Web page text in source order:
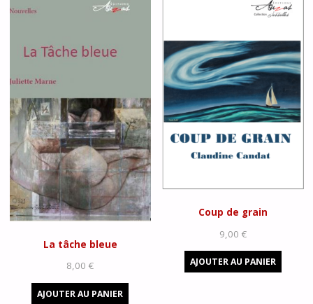
La tâche bleue
8,00€
AJOUTER AU PANIER
Coup de grain
9,00 €
AJOUTER AU PANIER